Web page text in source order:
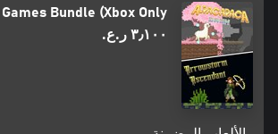
Bundle (Xbox Only)
٣٫١٠٠ ر.ع.‏